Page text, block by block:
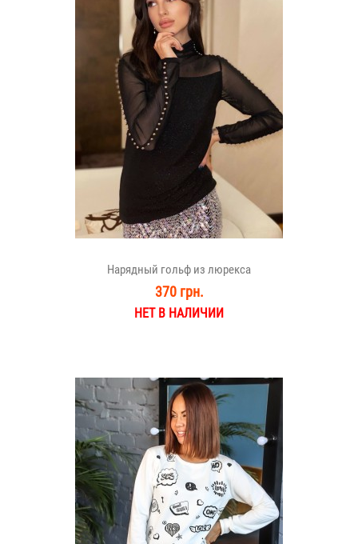
Нарядный гольф из люрекса
370 грн.
НЕТ В НАЛИЧИИ